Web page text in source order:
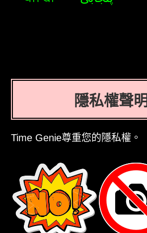
隱私權聲明
Time Genie尊重您的隱私權。